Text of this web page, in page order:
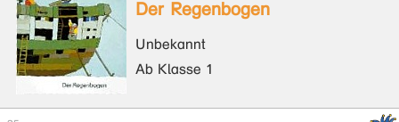
Der Regenbogen
Unbekannt
Ab Klasse 1